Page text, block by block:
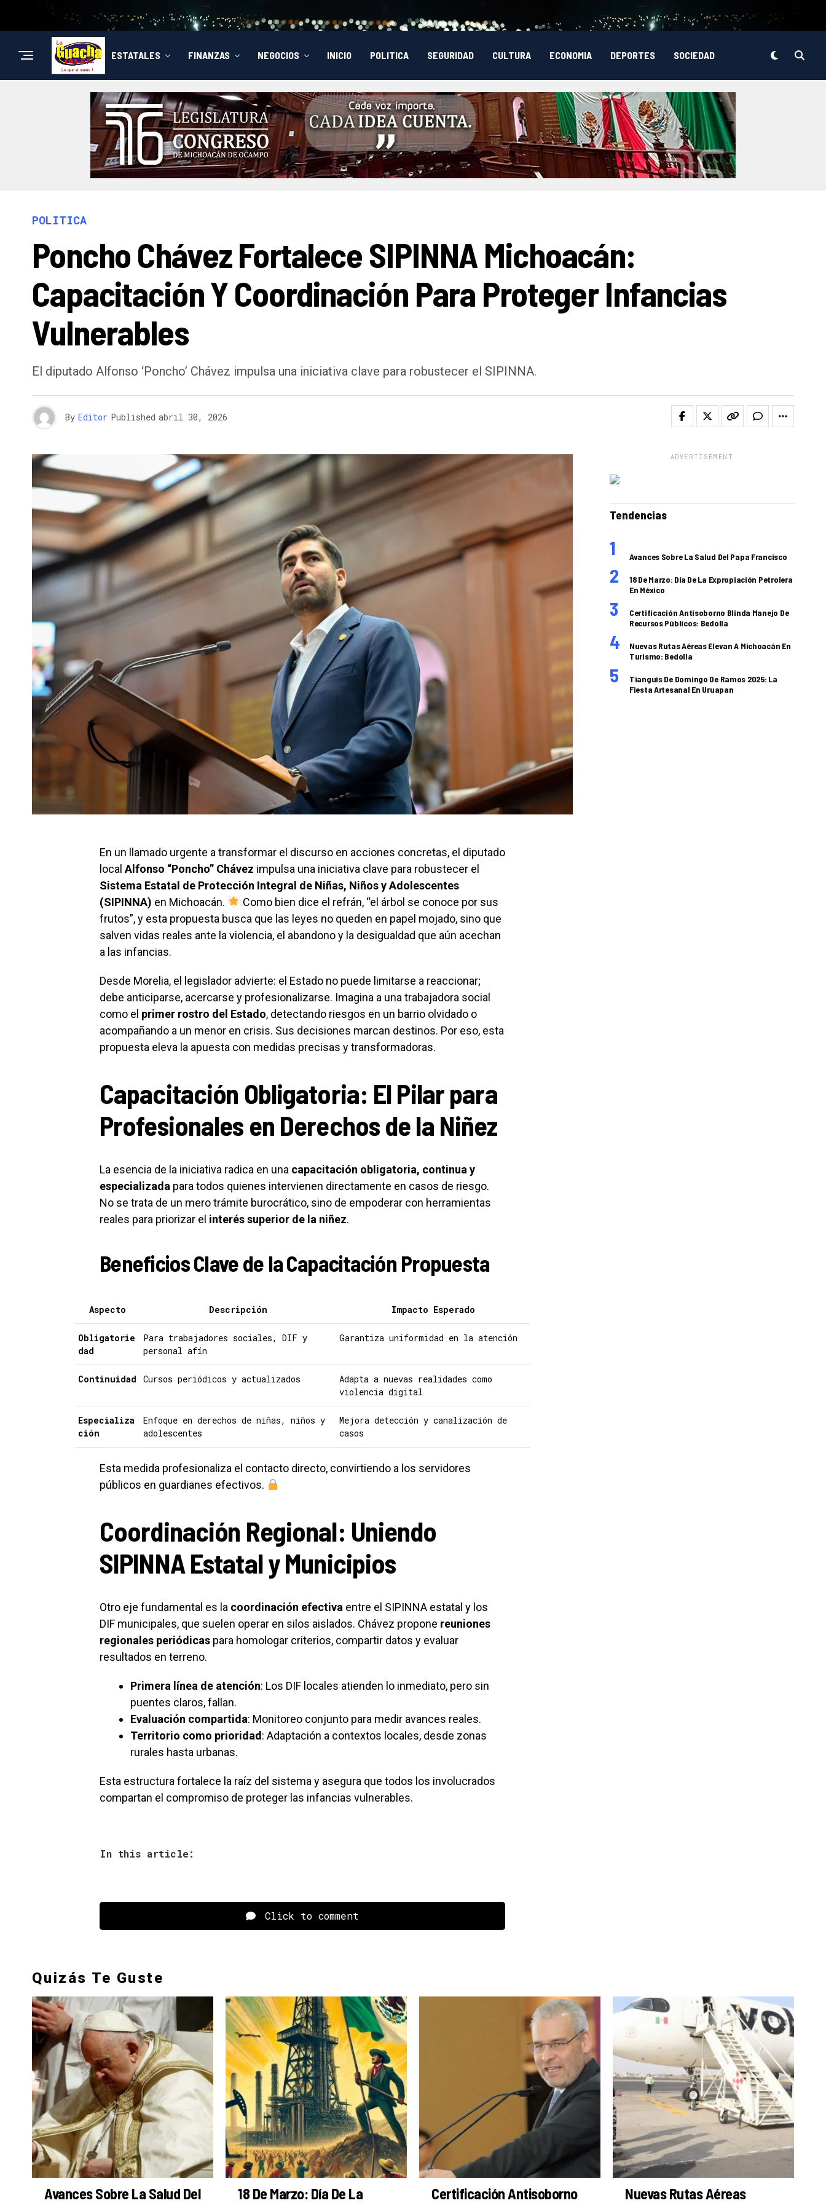
ESTATALES FINANZAS NEGOCIOS INICIO POLITICA SEGURIDAD CULTURA ECONOMIA DEPORTES SOCIEDAD
POLITICA
Poncho Chávez Fortalece SIPINNA Michoacán:
Capacitación Y Coordinación Para Proteger Infancias
Vulnerables
El diputado Alfonso ‘Poncho’ Chávez impulsa una iniciativa clave para robustecer el SIPINNA.
By Editor Published abril 30, 2026
En un llamado urgente a transformar el discurso en acciones concretas, el diputado
local Alfonso “Poncho” Chávez impulsa una iniciativa clave para robustecer el
Sistema Estatal de Protección Integral de Niñas, Niños y Adolescentes
(SIPINNA) en Michoacán.
Como bien dice el refrán, “el árbol se conoce por sus
frutos”, y esta propuesta busca que las leyes no queden en papel mojado, sino que
salven vidas reales ante la violencia, el abandono y la desigualdad que aún acechan
a las infancias.
Desde Morelia, el legislador advierte: el Estado no puede limitarse a reaccionar;
debe anticiparse, acercarse y profesionalizarse. Imagina a una trabajadora social
como el primer rostro del Estado, detectando riesgos en un barrio olvidado o
acompañando a un menor en crisis. Sus decisiones marcan destinos. Por eso, esta
propuesta eleva la apuesta con medidas precisas y transformadoras.
Capacitación Obligatoria: El Pilar para
Profesionales en Derechos de la Niñez
La esencia de la iniciativa radica en una capacitación obligatoria, continua y
especializada para todos quienes intervienen directamente en casos de riesgo.
No se trata de un mero trámite burocrático, sino de empoderar con herramientas
reales para priorizar el interés superior de la niñez.
Beneficios Clave de la Capacitación Propuesta
Aspecto Descripción Impacto Esperado
Obligatorie
dad
Para trabajadores sociales, DIF y
personal afín
Garantiza uniformidad en la atención
Continuidad Cursos periódicos y actualizados
Adapta a nuevas realidades como
violencia digital
Especializa
ción
Enfoque en derechos de niñas, niños y
adolescentes
Mejora detección y canalización de
casos
Esta medida profesionaliza el contacto directo, convirtiendo a los servidores
públicos en guardianes efectivos.
Coordinación Regional: Uniendo
SIPINNA Estatal y Municipios
Otro eje fundamental es la coordinación efectiva entre el SIPINNA estatal y los
DIF municipales, que suelen operar en silos aislados. Chávez propone reuniones
regionales periódicas para homologar criterios, compartir datos y evaluar
resultados en terreno.
Primera línea de atención: Los DIF locales atienden lo inmediato, pero sin
puentes claros, fallan.
Evaluación compartida: Monitoreo conjunto para medir avances reales.
Territorio como prioridad : Adaptación a contextos locales, desde zonas
rurales hasta urbanas.
Esta estructura fortalece la raíz del sistema y asegura que todos los involucrados
compartan el compromiso de proteger las infancias vulnerables.
In this article:
Click to comment
ADVERTISEMENT
Tendencias
Avances Sobre La Salud Del Papa Francisco
18 De Marzo: Día De La Expropiación Petrolera
En México
Certificación Antisoborno Blinda Manejo De
Recursos Públicos: Bedolla
Nuevas Rutas Aéreas Elevan A Michoacán En
Turismo: Bedolla
Tianguis De Domingo De Ramos 2025: La
Fiesta Artesanal En Uruapan
Quizás Te Guste
Avances Sobre La Salud Del
18 De Marzo: Día De La
Certificación Antisoborno
Nuevas Rutas Aéreas